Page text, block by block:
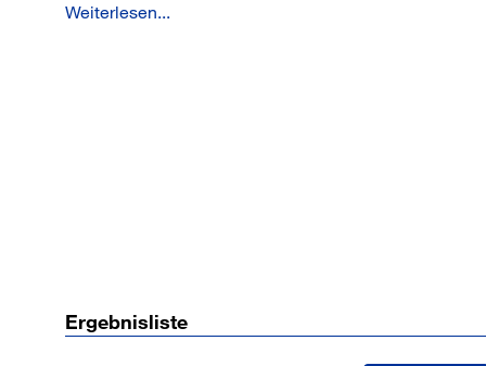
seine spezielle Lamellengeometrie und der
Fenster
Weiterlesen...
Ergebnisliste